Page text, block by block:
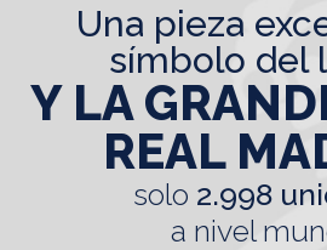
una pieza excepcional,
símbolo del
Y LA
REAL
solo 2.998
a nivel